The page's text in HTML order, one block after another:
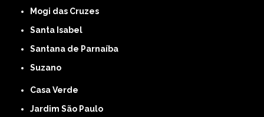
Mogi das Cruzes
Santa Isabel
Santana de Parnaíba
Suzano
Casa Verde
Jardim São Paulo